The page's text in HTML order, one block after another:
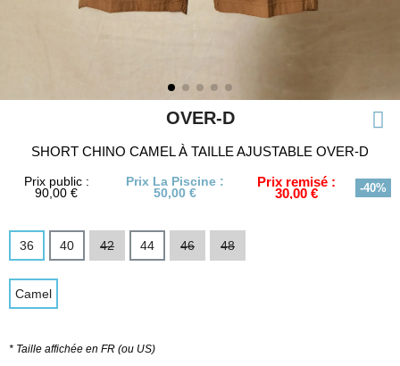
OVER-D
SHORT CHINO CAMEL À TAILLE AJUSTABLE OVER-D
Prix public :
90,00 €
Prix La Piscine :
50,00 €
Prix remisé :
30,00 € -40%
36 40 42 44 46 48
Camel
* Taille affichée en FR (ou US)